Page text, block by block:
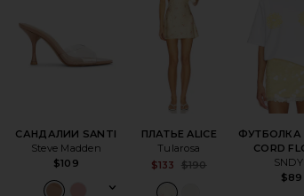
САНДАЛИИ SANTI
Steve Madden
$109
ПЛАТЬЕ ALICE
Tularosa
Sale price:
$133
Previous price:
$190
ФУТБОЛКА
CORD
$89